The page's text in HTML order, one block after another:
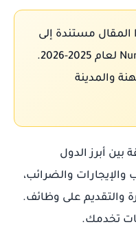
المقال مستندة إلى
بيانات Eurostat ومؤشر Numbeo لعام 2025-2026.
والمدينة
بين أبرز الدول
والإيجارات والضرائب،
والتقديم على وظائف.
تخدمك.